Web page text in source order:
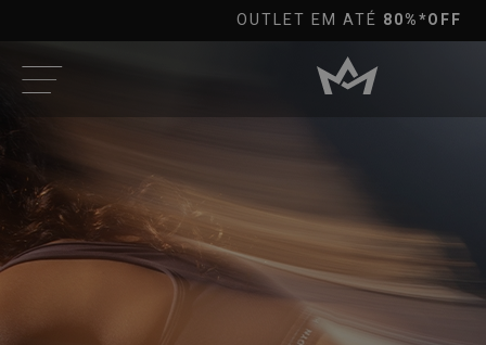
10%OFFPRA PAGAMENTOS NO